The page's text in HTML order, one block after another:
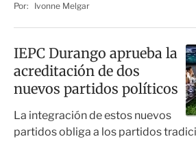
Por:
Ivonne Melgar
IEPC Durango aprueba la
acreditación de dos
nuevos partidos políticos
La integración de estos nuevos
partidos obliga a los partidos